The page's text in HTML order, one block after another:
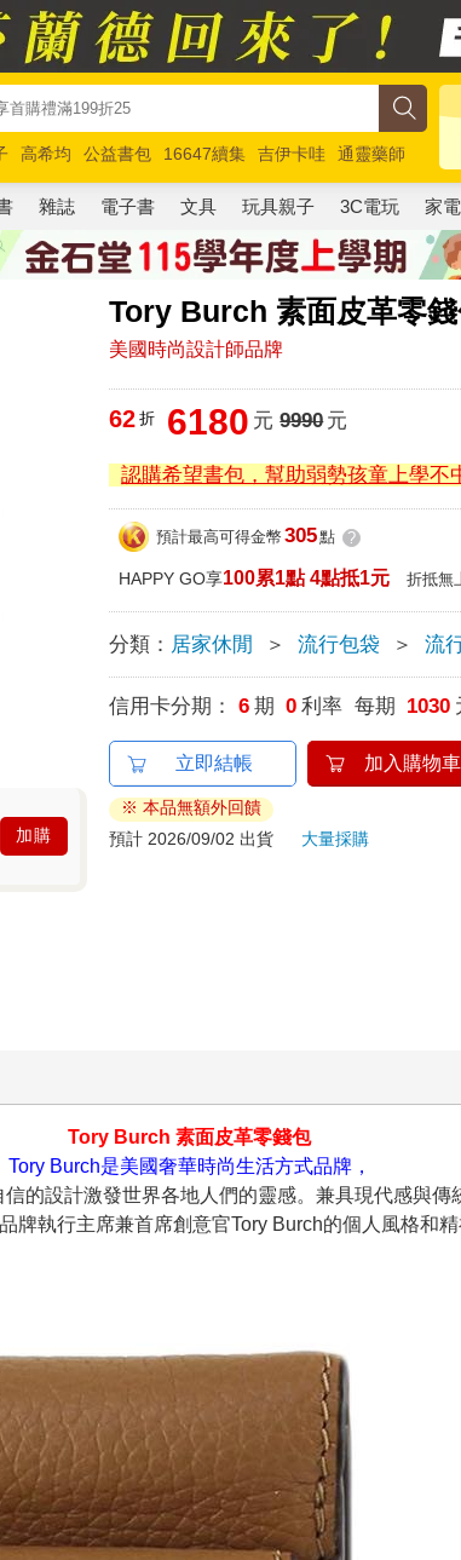
高希均 公益書包 16647續集 吉伊卡哇
通靈藥師
馬斯克 玩具總動員5 超慢跑
雜誌 電子書 文具 玩具親子 3C電玩 家電
Tory Burch 素面皮革零
美國時尚設計師品牌
加購
62 折 6180 元 9990元
認購希望書包，幫助弱勢孩童上學不
預計最高可得金幣 305點 ?
HAPPY GO享100累1點 4點抵1元 折抵無
分類： 居家休閒 ＞ 流行包袋 ＞ 流
信用卡分期： 6 期 0 利率 每期 1030
立即結帳 加入購物車
※ 本品無額外回饋
預計 2026/09/02 出貨
大量採購
Tory Burch 素面皮革零錢包
Tory Burch是美國奢華時尚生活方式品牌，
的設計激發世界各地人們的靈感。兼具現代感與傳
牌執行主席兼首席創意官Tory Burch的個人風格和精